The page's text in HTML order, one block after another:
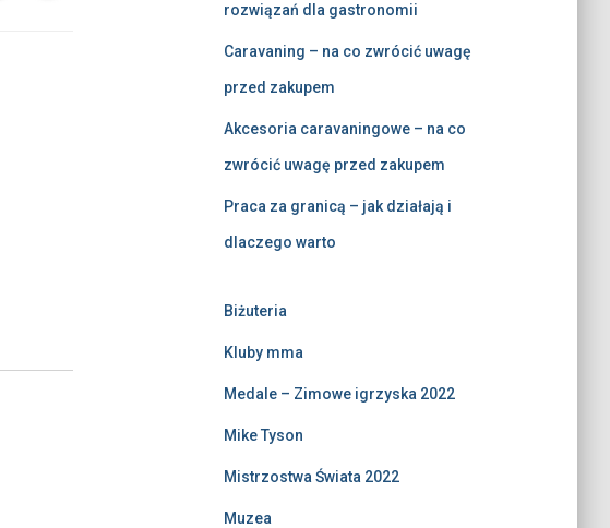
rozwiązań dla gastronomii
Caravaning – na co zwrócić uwagę
przed zakupem
Akcesoria caravaningowe – na co
zwrócić uwagę przed zakupem
Praca za granicą – jak działają i
dlaczego warto
Biżuteria
Kluby mma
Medale – Zimowe igrzyska 2022
Mike Tyson
Mistrzostwa Świata 2022
Muzea